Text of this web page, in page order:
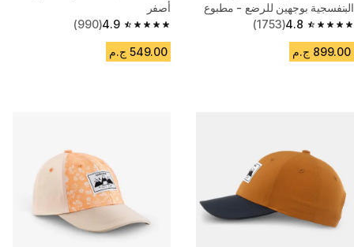
البنفسجية بوجهين للرضع - مطبوع
أصفر وأزرق4.8
4.8 out of 5 stars from 1753 reviews
(1753)
899.00 ج.م
أصفر
4.9
4.9 out of 5 stars from 990 reviews
(990)
549.00 ج.م